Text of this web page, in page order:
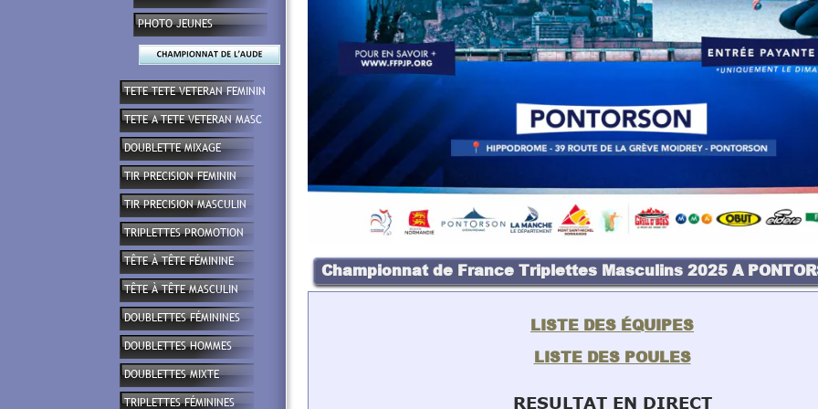
TETE TETE VETERAN FEMININ
TETE A TETE VETERAN MASC
DOUBLETTE MIXAGE
TIR PRECISION FEMININ
TIR PRECISION MASCULIN
TRIPLETTES PROMOTION
TÊTE À TÊTE FÉMININE
TÊTE À TÊTE MASCULIN
DOUBLETTES FÉMININES
DOUBLETTES HOMMES
DOUBLETTES MIXTE
TRIPLETTES FÉMININES
PHOTO JEUNES
Championnat de France Triplettes Masculins 2025 A
LISTE DES ÉQUIPES
LISTE DES POULES
RESULTAT EN DIRECT